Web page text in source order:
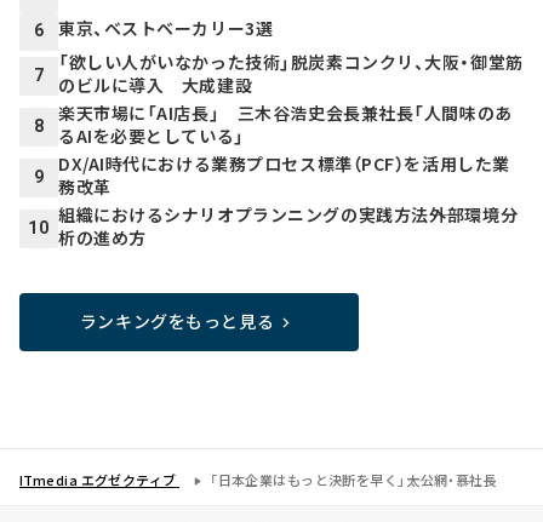
6 東京、ベストベーカリー3選
7
「欲しい人がいなかった技術」脱炭素コンクリ、大阪・御堂筋
のビルに導入 大成建設
8
楽天市場に「AI店長」 三木谷浩史会長兼社長「人間味のあ
るAIを必要としている」
9
DX/AI時代における業務プロセス標準（PCF）を活用した業
務改革
10
組織におけるシナリオプランニングの実践方法――外部環境分
析の進め方
ランキングをもっと見る
ITmedia エグゼクティブ 「日本企業はもっと決断を早く」――太公網・慕社長